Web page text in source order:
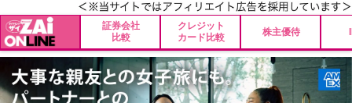
証券会社
比較
クレジット
カード比較
株主優待